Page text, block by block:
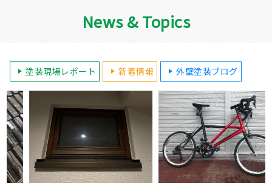
News & Topics
塗装現場レポート 新着情報 外壁塗装ブログ